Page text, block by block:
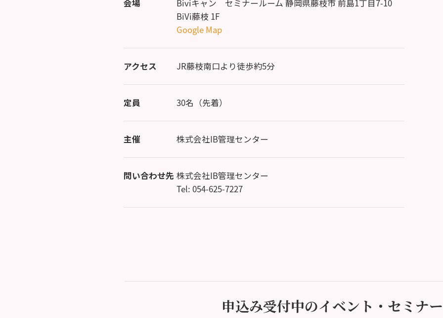
会場
Biviキャン セミナールーム 静岡県藤枝市 前島1丁目7-10
BiVi藤枝 1F
Google Map
アクセス JR藤枝南口より徒歩約5分
定員 30名（先着）
主催 株式会社IB管理センター
問い合わせ先 株式会社IB管理センター
Tel: 054-625-7227
申込み受付中のイベント・セミナー